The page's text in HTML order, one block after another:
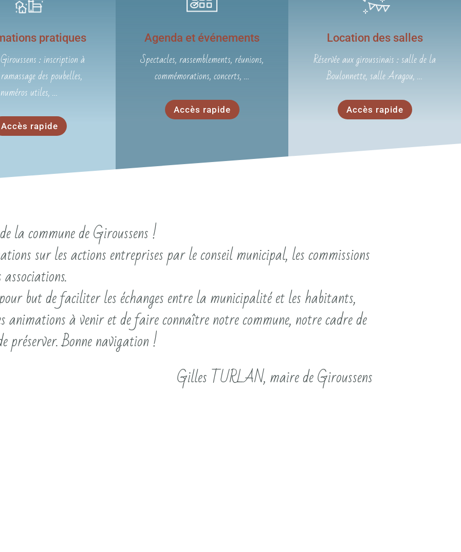
pratiques
: inscription à
des poubelles,
numéros utiles, …
Accès rapide
Agenda et événements
Spectacles, rassemblements, réunions,
commémorations, concerts, …
Accès rapide
Location des salles
Réservée aux giroussinais : salle de la
Boulonnette, salle Aragou, …
Accès rapide
la commune de Giroussens !
sur les actions entreprises par le conseil municipal, les commissions
but de faciliter les échanges entre la municipalité et les habitants,
animations à venir et de faire connaître notre commune, notre cadre de
préserver. Bonne navigation !
Gilles TURLAN, maire de Giroussens